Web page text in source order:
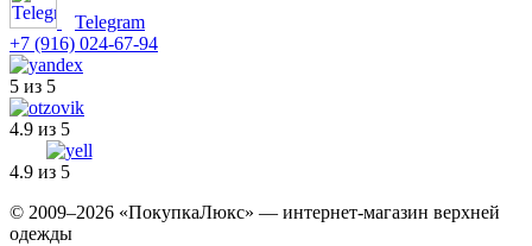
Telegram
+7 (916) 024-67-94
5 из 5
4.9 из 5
4.9 из 5
© 2009–2026 «ПокупкаЛюкс» — интернет-магазин верхней
одежды